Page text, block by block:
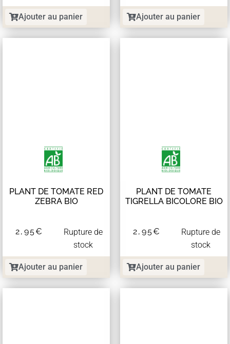
Ajouter au panier Ajouter au panier
PLANT DE TOMATE RED
ZEBRA BIO
2,95€
Rupture de
stock
Ajouter au panier
PLANT DE TOMATE
TIGRELLA BICOLORE BIO
2,95€
Rupture de
stock
Ajouter au panier